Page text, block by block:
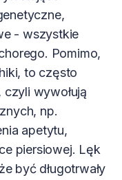
- wszystkie
Pomimo,
to często
wywołują
np.
apetytu,
piersiowej. Lęk
być długotrwały